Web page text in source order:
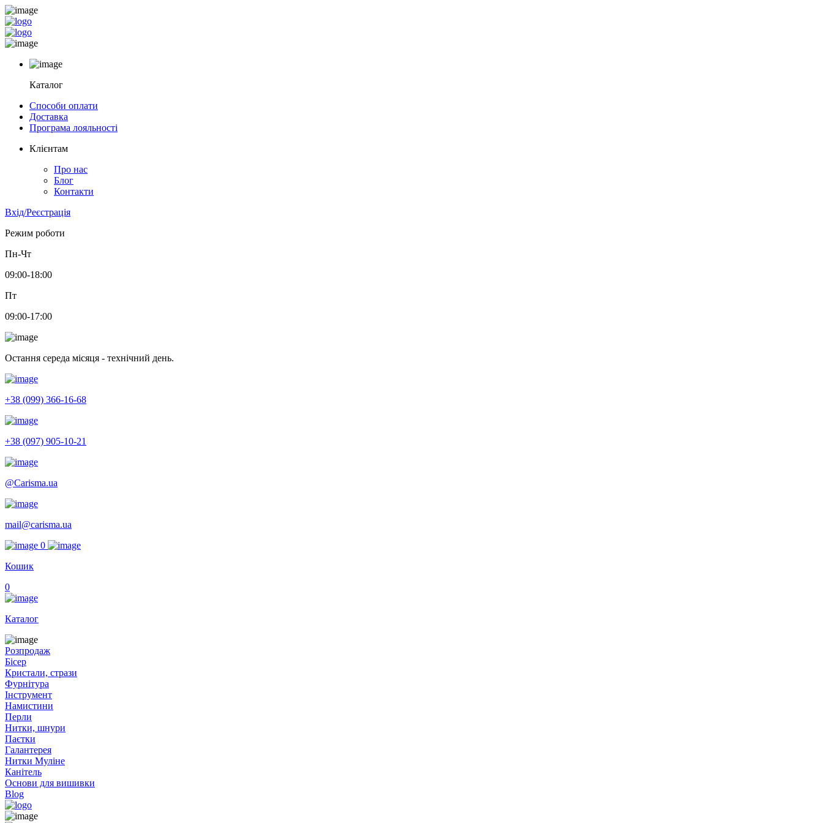
Каталог
Способи оплати
Доставка
Програма лояльності
Клієнтам
Про нас
Блог
Контакти
Вхід/Реєстрація
Режим роботи
Пн-Чт
09:00-18:00
Пт
09:00-17:00
Остання середа місяця - технічний день.
+38 (099) 366-16-68
+38 (097) 905-10-21
@Carisma.ua
mail@carisma.ua
0
Кошик
0
Каталог
Розпродаж
Бісер
Кристали, стрази
Фурнітура
Інструмент
Намистини
Перли
Нитки, шнури
Паєтки
Галантерея
Нитки Муліне
Канітель
Основи для вишивки
Blog